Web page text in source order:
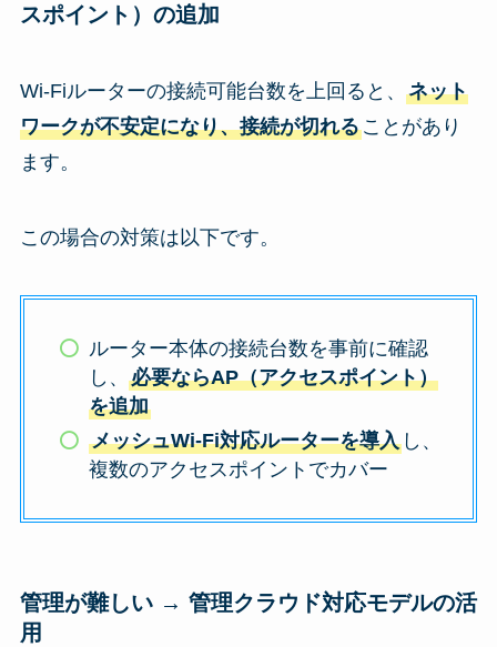
スポイント）の追加
Wi-Fiルーターの接続可能台数を上回ると、 ネット
ワークが不安定になり、接続が切れることがあり
ます。
この場合の対策は以下です。
ルーター本体の接続台数を事前に確認
し、必要ならAP（アクセスポイント）
を追加
メッシュWi-Fi対応ルーターを導入 し、
複数のアクセスポイントでカバー
管理が難しい → 管理クラウド対応モデルの活
用